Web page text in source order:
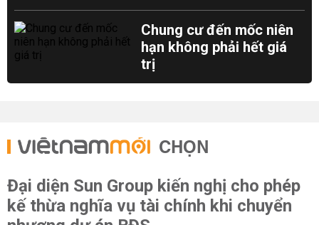
Chung cư đến mốc niên
hạn không phải hết giá
trị
CHỌN
Đại diện Sun Group kiến nghị cho phép
kế thừa nghĩa vụ tài chính khi chuyển